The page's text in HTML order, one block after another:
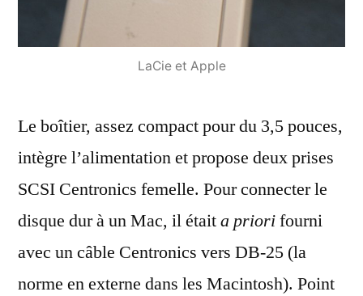
LaCie et Apple
Le boîtier, assez compact pour du 3,5 pouces,
intègre l’alimentation et propose deux prises
SCSI Centronics femelle. Pour connecter le
disque dur à un Mac, il étaita priorifourni
avec un câble Centronics vers DB-25 (la
norme en externe dans les Macintosh). Point